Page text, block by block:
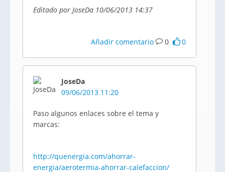
Editado por JoseDa 10/06/2013 14:37
Añadir comentario 0 0
JoseDa
09/06/2013 11:20
Paso algunos enlaces sobre el tema y
marcas:
http://quenergia.com/ahorrar-
energia/aerotermia-ahorrar-calefaccion/